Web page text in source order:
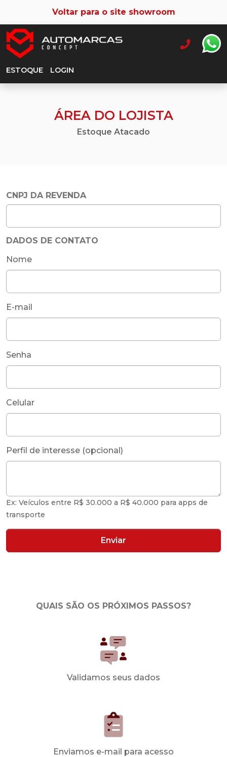
Voltar para o site showroom
ESTOQUE LOGIN
ÁREA DO LOJISTA
Estoque Atacado
CNPJ DA REVENDA
DADOS DE CONTATO
Nome
E-mail
Senha
Celular
Perfil de interesse (opcional)
Ex: Veículos entre R$ 30.000 a R$ 40.000 para apps de
transporte
Enviar
QUAIS SÃO OS PRÓXIMOS PASSOS?
Validamos seus dados
Enviamos e-mail para acesso